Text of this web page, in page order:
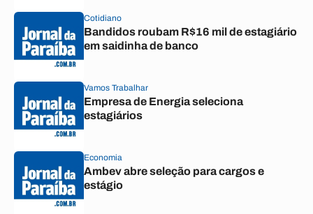
Cotidiano
Bandidos roubam R$16 mil de estagiário
em saidinha de banco
Vamos Trabalhar
Empresa de Energia seleciona
estagiários
Economia
Ambev abre seleção para cargos e
estágio